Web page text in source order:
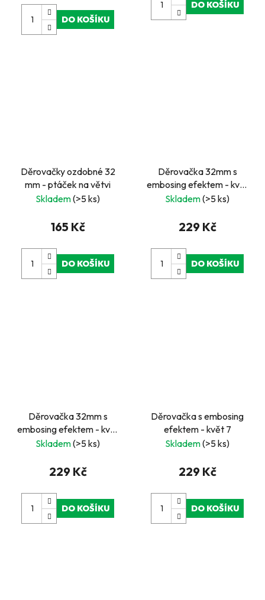
DO KOŠÍKU
DO KOŠÍKU
Děrovačky ozdobné 32
mm - ptáček na větvi
Skladem(>5 ks)
165 Kč
DO KOŠÍKU
Děrovačka 32mm s
embosing efektem - květ
10
Skladem(>5 ks)
229 Kč
DO KOŠÍKU
Děrovačka 32mm s
embosing efektem - květ
4
Skladem(>5 ks)
229 Kč
DO KOŠÍKU
Děrovačka s embosing
efektem - květ 7
Skladem(>5 ks)
229 Kč
DO KOŠÍKU